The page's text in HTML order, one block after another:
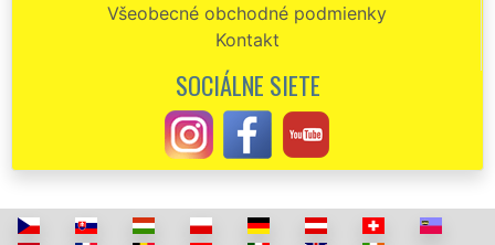
Turčianskych Tepliciach. Kompletne celý byt vypratali za pár hodín.
Dokonca po sebe aj zamietli. Ich profesionálnu a precíznu prácu určite
Dobrý deň. Recenzie príliš často nepíšem, ale vašich chlapcov
pochváliť musím. V nedeľu mi uvoľňovali dva byty v Turčianskych
Tepliciach. Skutočne parádna práca i cena, veľmi vám ďakujem.
Na vypratávanie môjho bytu v Turčianskych Tepliciach som
Všeobecné obchodné podmienky
Kontakt
SOCIÁLNE SIETE